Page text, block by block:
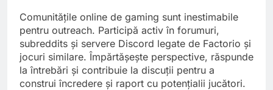
Comunitățile online de gaming sunt inestimabile
pentru outreach. Participă activ în forumuri,
subreddits și servere Discord legate de Factorio și
jocuri similare. Împărtășește perspective, răspunde
la întrebări și contribuie la discuții pentru a
construi încredere și raport cu potențialii jucători.